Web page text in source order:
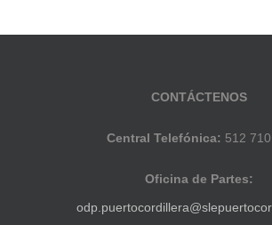
CONTÁCTENOS
Central Telefónica: 512
Oficina de Partes: